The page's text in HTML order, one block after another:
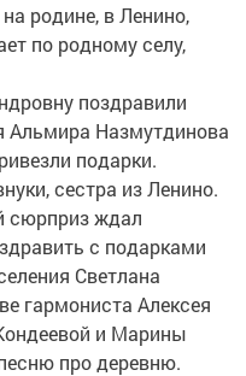
родине, в Ленино,
по родному селу,
поздравили
Альмира Назмутдинова
подарки.
сестра из Ленино.
сюрприз ждал
с подарками
Светлана
гармониста Алексея
и Марины
про деревню.